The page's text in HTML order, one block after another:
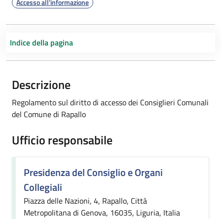
Accesso all'informazione
Indice della pagina
Descrizione
Regolamento sul diritto di accesso dei Consiglieri Comunali
del Comune di Rapallo
Ufficio responsabile
Presidenza del Consiglio e Organi
Collegiali
Piazza delle Nazioni, 4, Rapallo, Città
Metropolitana di Genova, 16035, Liguria, Italia